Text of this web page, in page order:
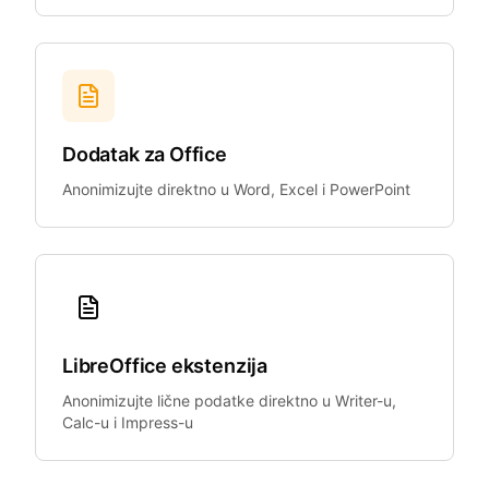
Dodatak za Office
Anonimizujte direktno u Word, Excel i PowerPoint
LibreOffice ekstenzija
Anonimizujte lične podatke direktno u Writer-u,
Calc-u i Impress-u